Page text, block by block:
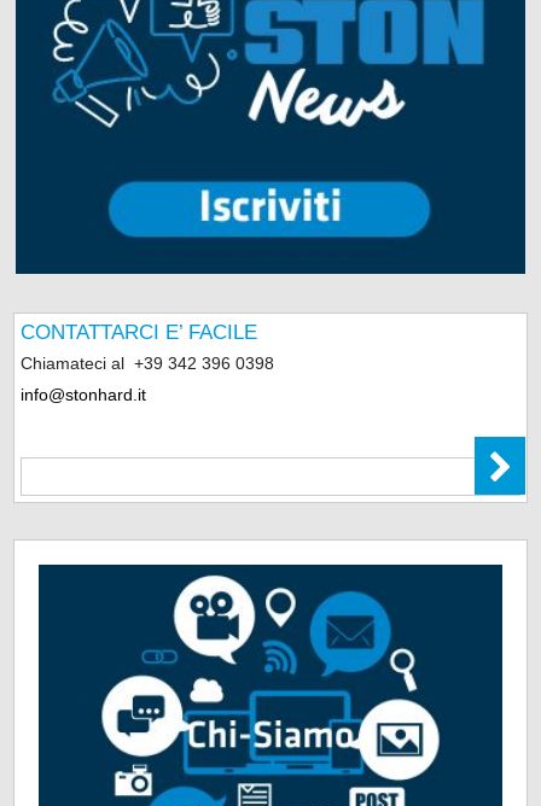
CONTATTARCI E’ FACILE
Chiamateci al+39 342 396 0398
info@stonhard.it